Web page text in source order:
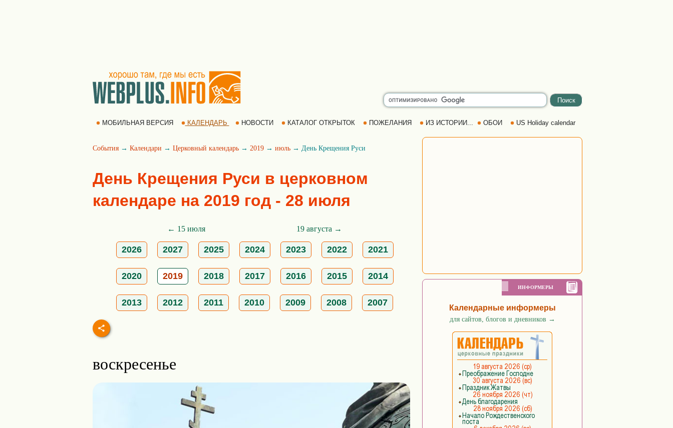
МОБИЛЬНАЯ ВЕРСИЯ КАЛЕНДАРЬ НОВОСТИ КАТАЛОГ ОТКРЫТОК ПОЖЕЛАНИЯ ИЗ ИСТОРИИ... ОБОИ US Holiday calendar
События → Календари → Церковный календарь → 2019 → июль → День Крещения Руси
День Крещения Руси в церковном
календаре на 2019 год - 28 июля
← 15 июля 19 августа →
2026 2027 2025 2024 2023 2022 2021
2020 2019 2018 2017 2016 2015 2014
2013 2012 2011 2010 2009 2008 2007
воскресенье
ИНФОРМЕРЫ
Календарные информеры
для сайтов, блогов и дневников →